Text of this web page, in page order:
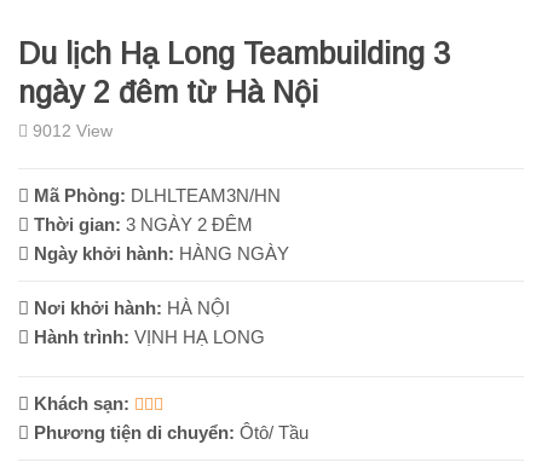
Du lịch Hạ Long Teambuilding 3
ngày 2 đêm từ Hà Nội
9012 View
Mã Phòng: DLHLTEAM3N/HN
Thời gian: 3 NGÀY 2 ĐÊM
Ngày khởi hành: HÀNG NGÀY
Nơi khởi hành: HÀ NỘI
Hành trình: VỊNH HẠ LONG
Khách sạn:
Phương tiện di chuyển: Ôtô/ Tầu